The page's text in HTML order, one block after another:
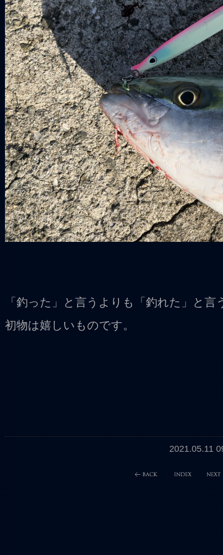
「釣った」と言うよりも「釣れた」と言
初物は嬉しいものです。
2021.05.11